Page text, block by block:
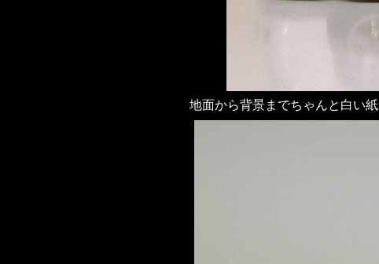
地面から背景までちゃんと白い紙